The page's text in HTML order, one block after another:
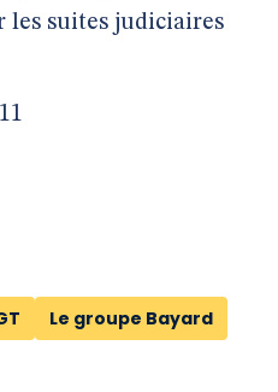
les suites judiciaires
Le groupe Bayard